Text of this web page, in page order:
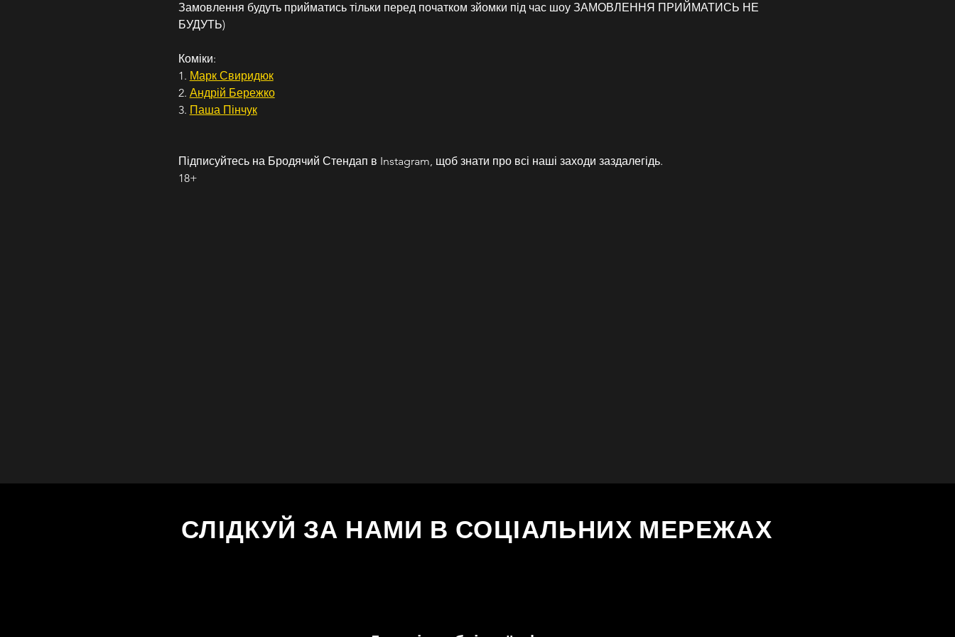
Замовлення будуть прийматись тільки перед початком зйомки під час шоу ЗАМОВЛЕННЯ ПРИЙМАТИСЬ НЕ
БУДУТЬ)
Коміки:
1. Марк Свиридюк
2. Андрій Бережко
3. Паша Пінчук
Підписуйтесь на Бродячий Стендап в Instagram, щоб знати про всі наші заходи заздалегідь.
18+
СЛІДКУЙ ЗА НАМИ В СОЦІАЛЬНИХ МЕРЕЖАХ